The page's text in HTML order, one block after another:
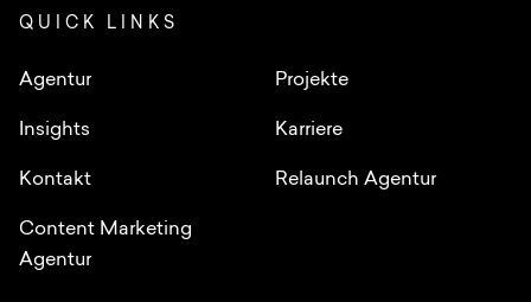
QUICK LINKS
Agentur Projekte
Insights Karriere
Kontakt Relaunch Agentur
Content Marketing
Agentur